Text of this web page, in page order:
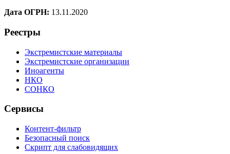
Дата ОГРН: 13.11.2020
Реестры
Экстремистские материалы
Экстремистские организации
Иноагенты
НКО
СОНКО
Сервисы
Контент-фильтр
Безопасный поиск
Скрипт для слабовидящих